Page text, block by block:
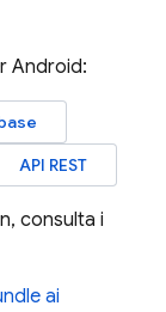
Android:
API REST
, consulta i
ai